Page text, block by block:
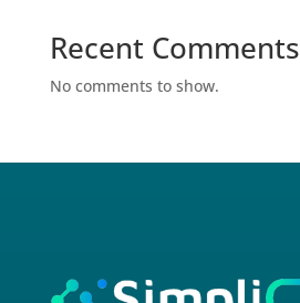
Recent Comments
No comments to show.